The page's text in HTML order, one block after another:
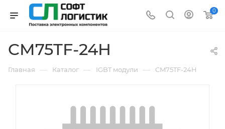
0
CM75TF-24H
Главная — Каталог — IGBT модули — CM75TF-24H